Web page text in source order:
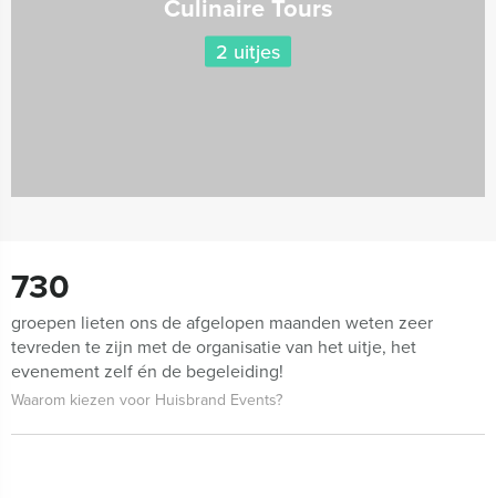
Culinaire Tours
2 uitjes
730
groepen lieten ons de afgelopen maanden weten zeer
tevreden te zijn met de organisatie van het uitje, het
evenement zelf én de begeleiding!
Waarom kiezen voor Huisbrand Events?